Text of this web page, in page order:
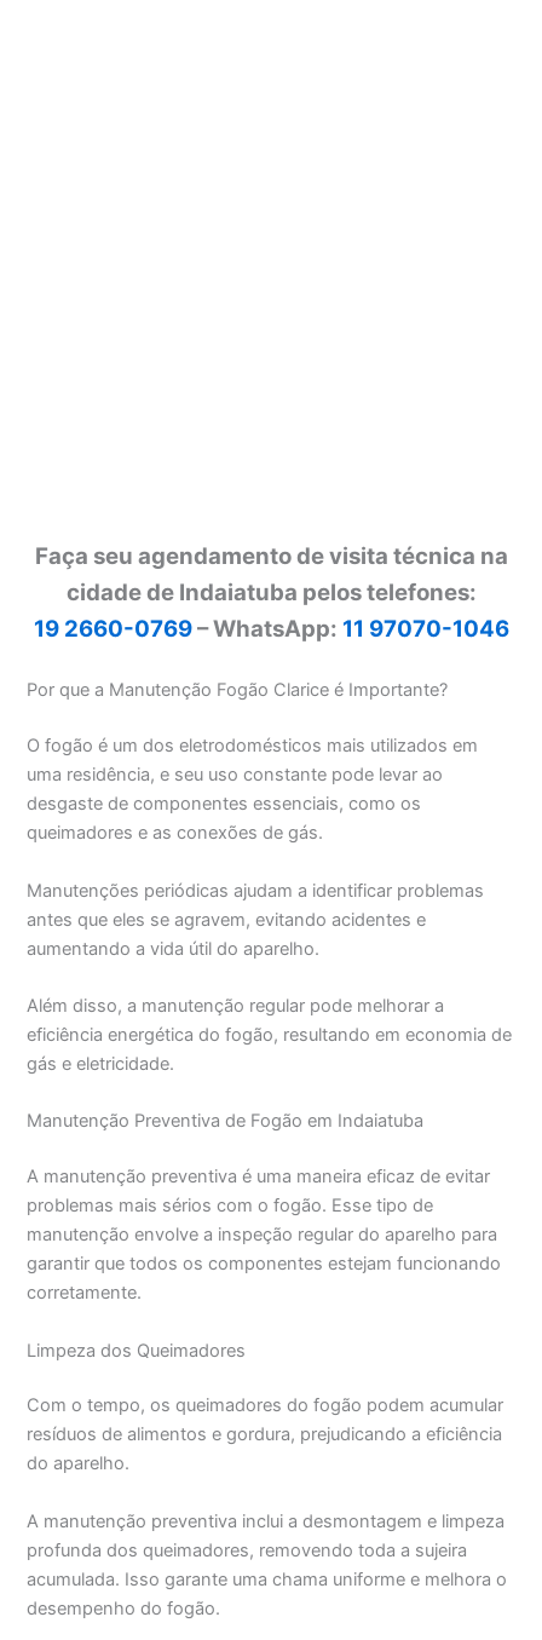
Faça seu agendamento de visita técnica na
cidade de Indaiatuba pelos telefones:
19 2660-0769– WhatsApp: 11 97070-1046
Por que a Manutenção Fogão Clarice é Importante?
O fogão é um dos eletrodomésticos mais utilizados em
uma residência, e seu uso constante pode levar ao
desgaste de componentes essenciais, como os
queimadores e as conexões de gás.
Manutenções periódicas ajudam a identificar problemas
antes que eles se agravem, evitando acidentes e
aumentando a vida útil do aparelho.
Além disso, a manutenção regular pode melhorar a
eficiência energética do fogão, resultando em economia de
gás e eletricidade.
Manutenção Preventiva de Fogão em Indaiatuba
A manutenção preventiva é uma maneira eficaz de evitar
problemas mais sérios com o fogão. Esse tipo de
manutenção envolve a inspeção regular do aparelho para
garantir que todos os componentes estejam funcionando
corretamente.
Limpeza dos Queimadores
Com o tempo, os queimadores do fogão podem acumular
resíduos de alimentos e gordura, prejudicando a eficiência
do aparelho.
A manutenção preventiva inclui a desmontagem e limpeza
profunda dos queimadores, removendo toda a sujeira
acumulada. Isso garante uma chama uniforme e melhora o
desempenho do fogão.